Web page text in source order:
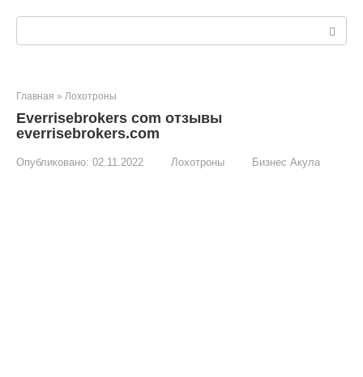
Главная » Лохотроны
Everrisebrokers com отзывы
everrisebrokers.com
Опубликовано: 02.11.2022 Лохотроны Бизнес Акула